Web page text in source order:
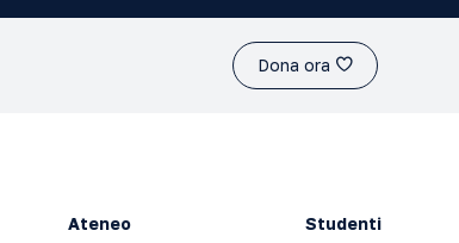
Dona ora
Ateneo Studenti